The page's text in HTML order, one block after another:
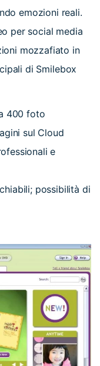
emozioni reali.
per social media
mozzafiato in
di Smilebox
400 foto
sul Cloud
e
possibilità di